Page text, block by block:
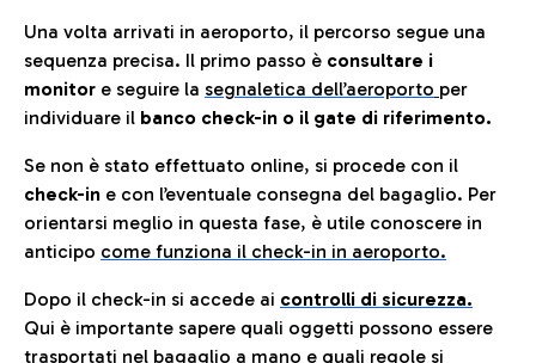
Una volta arrivati in aeroporto, il percorso segue una
sequenza precisa. Il primo passo è consultare i
monitor e seguire la segnaletica dell’aeroporto per
individuare il banco check-in o il gate di riferimento.
Se non è stato effettuato online, si procede con il
check-in e con l’eventuale consegna del bagaglio. Per
orientarsi meglio in questa fase, è utile conoscere in
anticipo come funziona il check-in in aeroporto.
Dopo il check-in si accede ai controlli di sicurezza.
Qui è importante sapere quali oggetti possono essere
trasportati nel bagaglio a mano e quali regole si